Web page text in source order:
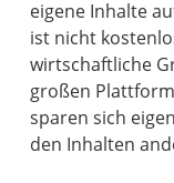
eigene Inhalte
ist nicht
wirtschaftliche
großen
sparen sich
den Inhalten